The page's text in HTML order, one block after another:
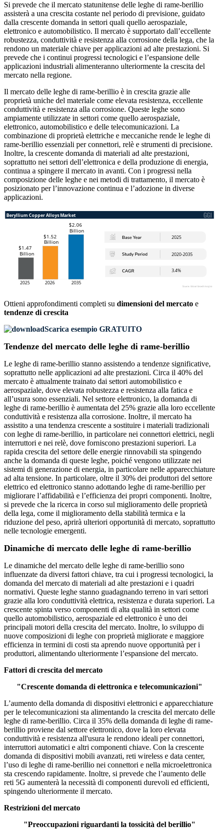
Si prevede che il mercato statunitense delle leghe di rame-berillio
assisterà a una crescita costante nel periodo di previsione, guidato
dalla crescente domanda in settori quali quello aerospaziale,
elettronico e automobilistico. Il mercato è supportato dall’eccellente
robustezza, conduttività e resistenza alla corrosione della lega, che la
rendono un materiale chiave per applicazioni ad alte prestazioni. Si
prevede che i continui progressi tecnologici e l’espansione delle
applicazioni industriali alimenteranno ulteriormente la crescita del
mercato nella regione.
Il mercato delle leghe di rame-berillio è in crescita grazie alle
proprietà uniche del materiale come elevata resistenza, eccellente
conduttività e resistenza alla corrosione. Queste leghe sono
ampiamente utilizzate in settori come quello aerospaziale,
elettronico, automobilistico e delle telecomunicazioni. La
combinazione di proprietà elettriche e meccaniche rende le leghe di
rame-berillio essenziali per connettori, relè e strumenti di precisione.
Inoltre, la crescente domanda di materiali ad alte prestazioni,
soprattutto nei settori dell’elettronica e della produzione di energia,
continua a spingere il mercato in avanti. Con i progressi nella
composizione delle leghe e nei metodi di trattamento, il mercato è
posizionato per l’innovazione continua e l’adozione in diverse
applicazioni.
Ottieni approfondimenti completi su dimensioni del mercato e
tendenze di crescita
Scarica esempio GRATUITO
Tendenze del mercato delle leghe di rame-berillio
Le leghe di rame-berillio stanno assistendo a tendenze significative,
soprattutto nelle applicazioni ad alte prestazioni. Circa il 40% del
mercato è attualmente trainato dai settori automobilistico e
aerospaziale, dove elevata robustezza e resistenza alla fatica e
all’usura sono essenziali. Nel settore elettronico, la domanda di
leghe di rame-berillio è aumentata del 25% grazie alla loro eccellente
conduttività e resistenza alla corrosione. Inoltre, il mercato ha
assistito a una tendenza crescente a sostituire i materiali tradizionali
con leghe di rame-berillio, in particolare nei connettori elettrici, negli
interruttori e nei relè, dove forniscono prestazioni superiori. La
rapida crescita del settore delle energie rinnovabili sta spingendo
anche la domanda di queste leghe, poiché vengono utilizzate nei
sistemi di generazione di energia, in particolare nelle apparecchiature
ad alta tensione. In particolare, oltre il 30% dei produttori del settore
elettrico ed elettronico stanno adottando leghe di rame-berillio per
migliorare l’affidabilità e l’efficienza dei propri componenti. Inoltre,
si prevede che la ricerca in corso sul miglioramento delle proprietà
della lega, come il miglioramento della stabilità termica e la
riduzione del peso, aprirà ulteriori opportunità di mercato, soprattutto
nelle tecnologie emergenti.
Dinamiche di mercato delle leghe di rame-berillio
Le dinamiche del mercato delle leghe di rame-berillio sono
influenzate da diversi fattori chiave, tra cui i progressi tecnologici, la
domanda del mercato di materiali ad alte prestazioni e i quadri
normativi. Queste leghe stanno guadagnando terreno in vari settori
grazie alla loro conduttività elettrica, resistenza e durata superiori. La
crescente spinta verso componenti di alta qualità in settori come
quello automobilistico, aerospaziale ed elettronico è uno dei
principali motori della crescita del mercato. Inoltre, lo sviluppo di
nuove composizioni di leghe con proprietà migliorate e maggiore
efficienza in termini di costi sta aprendo nuove opportunità per i
produttori, alimentando ulteriormente l’espansione del mercato.
Fattori di crescita del mercato
"Crescente domanda di elettronica e telecomunicazioni"
L’aumento della domanda di dispositivi elettronici e apparecchiature
per le telecomunicazioni sta alimentando la crescita del mercato delle
leghe di rame-berillio. Circa il 35% della domanda di leghe di rame-
berillio proviene dal settore elettronico, dove la loro elevata
conduttività e resistenza all'usura le rendono ideali per connettori,
interruttori automatici e altri componenti chiave. Con la crescente
domanda di dispositivi mobili avanzati, reti wireless e data center,
l’uso di leghe di rame-berillio nei connettori e nella microelettronica
sta crescendo rapidamente. Inoltre, si prevede che l’aumento delle
reti 5G aumenterà la necessità di componenti durevoli ed efficienti,
spingendo ulteriormente il mercato.
Restrizioni del mercato
"Preoccupazioni riguardanti la tossicità del berillio"